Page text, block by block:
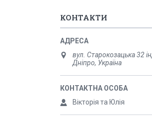
КОНТАКТИ
вул. Старокозацька 32
Дніпро, Україна
Вікторія та Юлія